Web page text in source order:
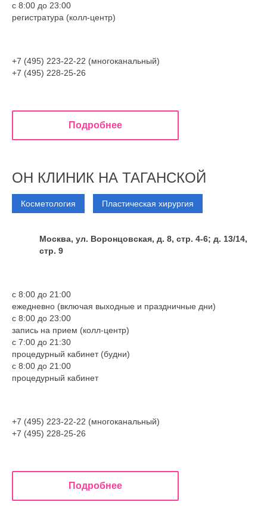
с 8:00 до 23:00
регистратура (колл-центр)
+7 (495) 223-22-22 (многоканальный)
+7 (495) 228-25-26
Подробнее
ОН КЛИНИК НА ТАГАНСКОЙ
Косметология Пластическая хирургия
Москва, ул. Воронцовская, д. 8, стр. 4-6; д. 13/14,
стр. 9
с 8:00 до 21:00
ежедневно (включая выходные и праздничные дни)
с 8:00 до 23:00
запись на прием (колл-центр)
с 7:00 до 21:30
процедурный кабинет (будни)
с 8:00 до 21:00
процедурный кабинет
+7 (495) 223-22-22 (многоканальный)
+7 (495) 228-25-26
Подробнее